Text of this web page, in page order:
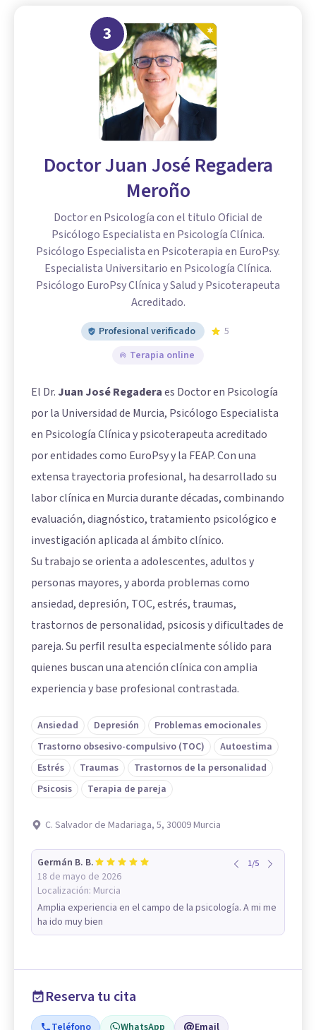
3
Doctor Juan José Regadera
Meroño
Doctor en Psicología con el titulo Oficial de
Psicólogo Especialista en Psicología Clínica.
Psicólogo Especialista en Psicoterapia en EuroPsy.
Especialista Universitario en Psicología Clínica.
Psicólogo EuroPsy Clínica y Salud y Psicoterapeuta
Acreditado.
Profesional verificado
5
Terapia online
El Dr. Juan José Regaderaes Doctor en Psicología
por la Universidad de Murcia, Psicólogo Especialista
en Psicología Clínica y psicoterapeuta acreditado
por entidades como EuroPsy y la FEAP. Con una
extensa trayectoria profesional, ha desarrollado su
labor clínica en Murcia durante décadas, combinando
evaluación, diagnóstico, tratamiento psicológico e
investigación aplicada al ámbito clínico.
Su trabajo se orienta a adolescentes, adultos y
personas mayores, y aborda problemas como
ansiedad, depresión, TOC, estrés, traumas,
trastornos de personalidad, psicosis y dificultades de
pareja. Su perfil resulta especialmente sólido para
quienes buscan una atención clínica con amplia
experiencia y base profesional contrastada.
Ansiedad Depresión
Problemas emocionales
Trastorno obsesivo-compulsivo (TOC)
Autoestima
Estrés
Traumas
Trastornos de la personalidad
Psicosis
Terapia de pareja
C. Salvador de Madariaga, 5, 30009 Murcia
Germán B. B.
18 de mayo de 2026
Localización: Murcia
1/5
Amplia experiencia en el campo de la psicología. A mi me
ha ido muy bien
Reserva tu cita
Teléfono WhatsApp Email